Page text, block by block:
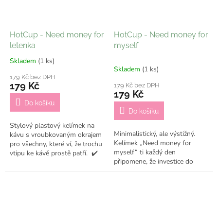
HotCup - Need money for
letenka
Průměrné
produktu
je
5,0
hvězdiček.
Skladem (1 ks)
179 Kč bez DPH
179 Kč
Do košíku
Stylový plastový kelímek na
kávu s vroubkovaným okrajem
pro všechny, které ví, že trochu
vtipu ke kávě prostě patří. ✔️
HotCup - Need money for
myself
Skladem (1 ks)
179 Kč bez DPH
179 Kč
Do košíku
Minimalistický, ale výstižný.
Kelímek „Need money for
myself“ ti každý den
připomene, že investice do
sebe je ta nejlepší. 💸 Ideální